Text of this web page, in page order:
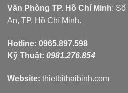
Văn Phòng TP. Hồ Chí Minh: Số
An, TP. Hồ Chí Minh.
Hotline: 0965.897.598
Kỹ Thuật: 0981.276.854
Website: thietbithaibinh.com